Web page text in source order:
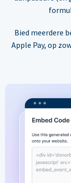
Bied meerdere
Apple Pay, op